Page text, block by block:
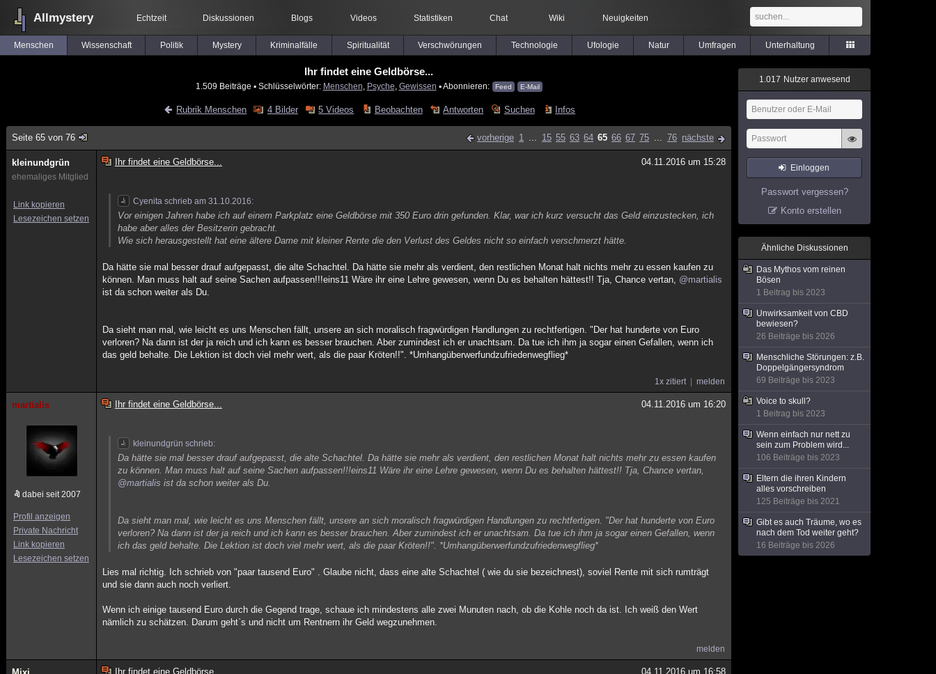
Allmystery Echtzeit Diskussionen Blogs Videos Statistiken Chat Wiki Neuigkeiten
Menschen Wissenschaft Politik Mystery Kriminalfälle Spiritualität Verschwörungen Technologie Ufologie Natur Umfragen Unterhaltung
Ihr findet eine Geldbörse...
1.509 Beiträge ▪ Schlüsselwörter: Menschen Psyche Gewissen ▪ Abonnieren: Feed E-Mail
Rubrik Menschen 4 Bilder 5 Videos Beobachten Antworten Suchen Infos
Seite 65 von 76 vorherige 1 ... 15 55 63 64 65 66 67 75 ... 76 nächste
kleinundgrün
ehemaliges Mitglied
Link kopieren
Lesezeichen setzen
Ihr findet eine Geldbörse... 04.11.2016 um 15:28
Cyenita schrieb am 31.10.2016:
Vor einigen Jahren habe ich auf einem Parkplatz eine Geldbörse mit 350 Euro drin gefunden. Klar, war ich kurz versucht das Geld einzustecken, ich
habe aber alles der Besitzerin gebracht.
Wie sich herausgestellt hat eine ältere Dame mit kleiner Rente die den Verlust des Geldes nicht so einfach verschmerzt hätte.
Da hätte sie mal besser drauf aufgepasst, die alte Schachtel. Da hätte sie mehr als verdient, den restlichen Monat halt nichts mehr zu essen kaufen zu
können. Man muss halt auf seine Sachen aufpassen!!!eins11 Wäre ihr eine Lehre gewesen, wenn Du es behalten hättest!! Tja, Chance vertan, @martialis
ist da schon weiter als Du.
Da sieht man mal, wie leicht es uns Menschen fällt, unsere an sich moralisch fragwürdigen Handlungen zu rechtfertigen. "Der hat hunderte von Euro
verloren? Na dann ist der ja reich und ich kann es besser brauchen. Aber zumindest ich er unachtsam. Da tue ich ihm ja sogar einen Gefallen, wenn ich
das geld behalte. Die Lektion ist doch viel mehr wert, als die paar Kröten!!". *Umhangüberwerfundzufriedenwegflieg*
1x zitiert melden
martialis
dabei seit 2007
Profil anzeigen
Private Nachricht
Link kopieren
Lesezeichen setzen
Ihr findet eine Geldbörse... 04.11.2016 um 16:20
kleinundgrün schrieb:
Da hätte sie mal besser drauf aufgepasst, die alte Schachtel. Da hätte sie mehr als verdient, den restlichen Monat halt nichts mehr zu essen kaufen
zu können. Man muss halt auf seine Sachen aufpassen!!!eins11 Wäre ihr eine Lehre gewesen, wenn Du es behalten hättest!! Tja, Chance vertan,
@martialis ist da schon weiter als Du.
Da sieht man mal, wie leicht es uns Menschen fällt, unsere an sich moralisch fragwürdigen Handlungen zu rechtfertigen. "Der hat hunderte von Euro
verloren? Na dann ist der ja reich und ich kann es besser brauchen. Aber zumindest ich er unachtsam. Da tue ich ihm ja sogar einen Gefallen, wenn
ich das geld behalte. Die Lektion ist doch viel mehr wert, als die paar Kröten!!". *Umhangüberwerfundzufriedenwegflieg*
Lies mal richtig. Ich schrieb von "paar tausend Euro" . Glaube nicht, dass eine alte Schachtel ( wie du sie bezeichnest), soviel Rente mit sich rumträgt
und sie dann auch noch verliert.
Wenn ich einige tausend Euro durch die Gegend trage, schaue ich mindestens alle zwei Munuten nach, ob die Kohle noch da ist. Ich weiß den Wert
nämlich zu schätzen. Darum geht`s und nicht um Rentnern ihr Geld wegzunehmen.
melden
Ihr findet eine Geldbörse... 04.11.2016 um 16:58
1.017 Nutzer anwesend
Einloggen
Passwort vergessen?
Konto erstellen
Ähnliche Diskussionen
Das Mythos vom reinen
Bösen
1 Beitrag bis 2023
Unwirksamkeit von CBD
bewiesen?
26 Beiträge bis 2026
Menschliche Störungen: z.B.
Doppelgängersyndrom
69 Beiträge bis 2023
Voice to skull?
1 Beitrag bis 2023
Wenn einfach nur nett zu
sein zum Problem wird...
106 Beiträge bis 2023
Eltern die ihren Kindern
alles vorschreiben
125 Beiträge bis 2021
Gibt es auch Träume, wo es
nach dem Tod weiter geht?
16 Beiträge bis 2026